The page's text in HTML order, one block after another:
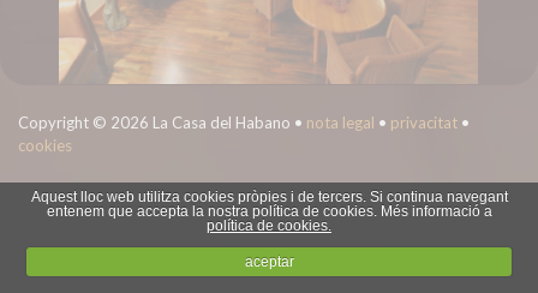
Copyright © 2026 La Casa del Habano • nota legal • privacitat •
cookies
Aquest lloc web utilitza cookies pròpies i de tercers. Si continua navegant
entenem que accepta la nostra política de cookies. Més informació a
política de cookies.
aceptar